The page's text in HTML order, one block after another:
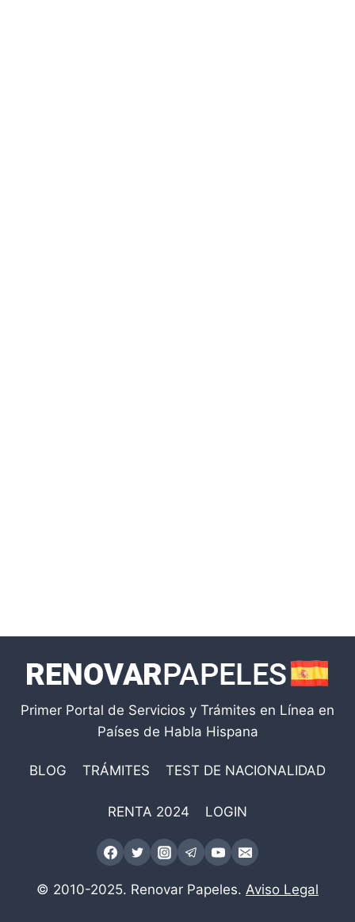
Primer Portal de Servicios y Trámites en Línea en
Países de Habla Hispana
BLOG TRÁMITES TEST DE NACIONALIDAD
RENTA 2024 LOGIN
© 2010-2025. Renovar Papeles. Aviso Legal